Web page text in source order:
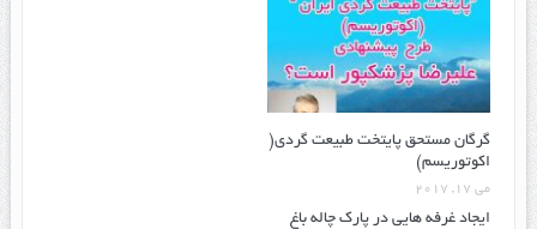
گرگان مستحق پایتخت طبیعت گردی(
اکوتوریسم)
می 17, 2017
ایجاد غرفه هایی در پارک چاله باغ